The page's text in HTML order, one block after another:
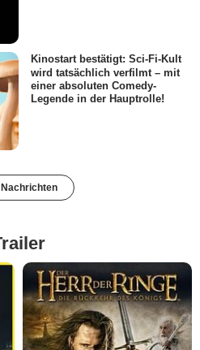
Kinostart bestätigt: Sci-Fi-Kult
wird tatsächlich verfilmt – mit
einer absoluten Comedy-
Legende in der Hauptrolle!